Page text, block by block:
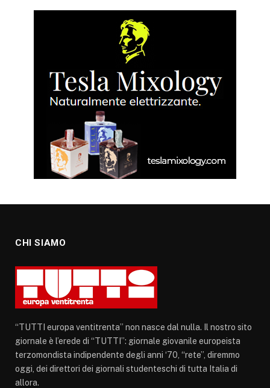
CHI SIAMO
“TUTTI europa ventitrenta” non nasce dal nulla. Il nostro sito
giornale è l’erede di “TUTTI”: giornale giovanile europeista
terzomondista indipendente degli anni ‘70, “rete”, diremmo
oggi, dei direttori dei giornali studenteschi di tutta Italia di
allora.